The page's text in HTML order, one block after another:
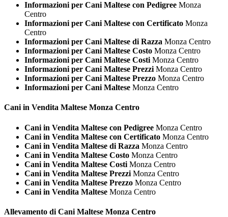
Informazioni per Cani Maltese con Pedigree Monza
Centro
Informazioni per Cani Maltese con Certificato Monza
Centro
Informazioni per Cani Maltese di Razza Monza Centro
Informazioni per Cani Maltese Costo Monza Centro
Informazioni per Cani Maltese Costi Monza Centro
Informazioni per Cani Maltese Prezzi Monza Centro
Informazioni per Cani Maltese Prezzo Monza Centro
Informazioni per Cani Maltese Monza Centro
Cani in Vendita Maltese Monza Centro
Cani in Vendita Maltese con Pedigree Monza Centro
Cani in Vendita Maltese con Certificato Monza Centro
Cani in Vendita Maltese di Razza Monza Centro
Cani in Vendita Maltese Costo Monza Centro
Cani in Vendita Maltese Costi Monza Centro
Cani in Vendita Maltese Prezzi Monza Centro
Cani in Vendita Maltese Prezzo Monza Centro
Cani in Vendita Maltese Monza Centro
Allevamento di Cani Maltese Monza Centro